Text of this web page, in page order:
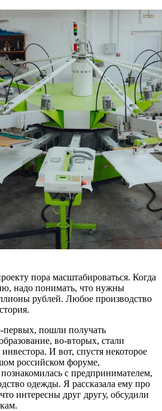
пора масштабироваться. Когда
надо понимать, что нужны
рублей. Любое производство
пошли получать
во-вторых, стали
И вот, спустя некоторое
российском форуме,
с предпринимателем,
одежды. Я рассказала ему про
интересны друг другу, обсудили